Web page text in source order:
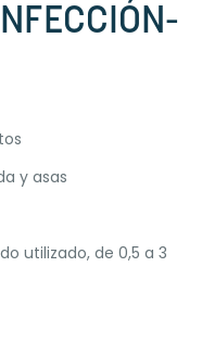
y asas
utilizado, de 0,5 a 3